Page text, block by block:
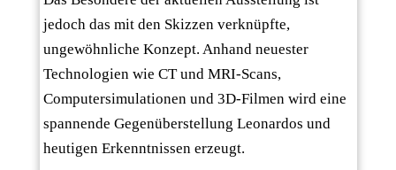
jedoch das mit den Skizzen verknüpfte,
ungewöhnliche Konzept. Anhand neuester
Technologien wie CT und MRI-Scans,
Computersimulationen und 3D-Filmen wird eine
spannende Gegenüberstellung Leonardos und
heutigen Erkenntnissen erzeugt.